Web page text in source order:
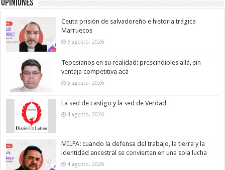
Opiniones
Ceuta prisión de salvadoreño e historia trágica
Marruecos
6 agosto, 2026
Tepesianos en su realidad: prescindibles allá, sin
ventaja competitiva acá
5 agosto, 2026
La sed de castigo y la sed de Verdad
4 agosto, 2026
MILPA: cuando la defensa del trabajo, la tierra y la
identidad ancestral se convierten en una sola lucha
4 agosto, 2026